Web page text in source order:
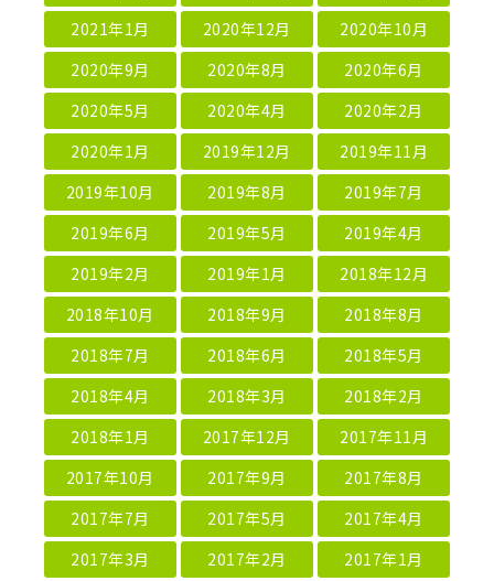
2021年1月
2020年12月
2020年10月
2020年9月
2020年8月
2020年6月
2020年5月
2020年4月
2020年2月
2020年1月
2019年12月
2019年11月
2019年10月
2019年8月
2019年7月
2019年6月
2019年5月
2019年4月
2019年2月
2019年1月
2018年12月
2018年10月
2018年9月
2018年8月
2018年7月
2018年6月
2018年5月
2018年4月
2018年3月
2018年2月
2018年1月
2017年12月
2017年11月
2017年10月
2017年9月
2017年8月
2017年7月
2017年5月
2017年4月
2017年3月
2017年2月
2017年1月